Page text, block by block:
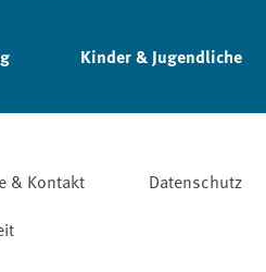
Kinder & Jugendliche
& Kontakt
Datenschutz